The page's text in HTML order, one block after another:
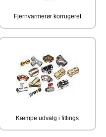
Fjernvarmerør korrugeret
Kæmpe udvalg i fittings